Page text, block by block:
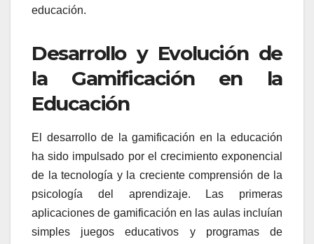
educación.
Desarrollo y Evolución de
la Gamificación en la
Educación
El desarrollo de la gamificación en la educación
ha sido impulsado por el crecimiento exponencial
de la tecnología y la creciente comprensión de la
psicología del aprendizaje. Las primeras
aplicaciones de gamificación en las aulas incluían
simples juegos educativos y programas de